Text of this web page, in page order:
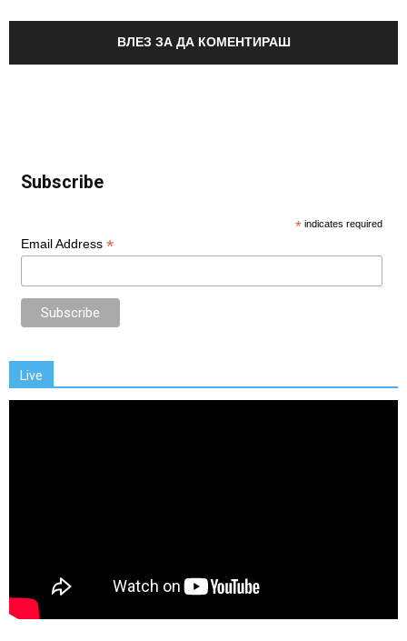
ВЛЕЗ ЗА ДА КОМЕНТИРАШ
Subscribe
* indicates required
Email Address *
Live